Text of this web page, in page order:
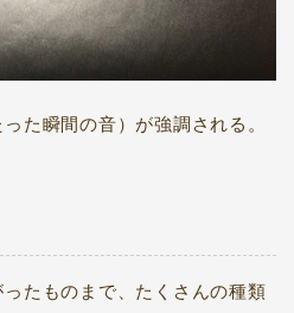
た瞬間の音）が強調される。
たものまで、たくさんの種類